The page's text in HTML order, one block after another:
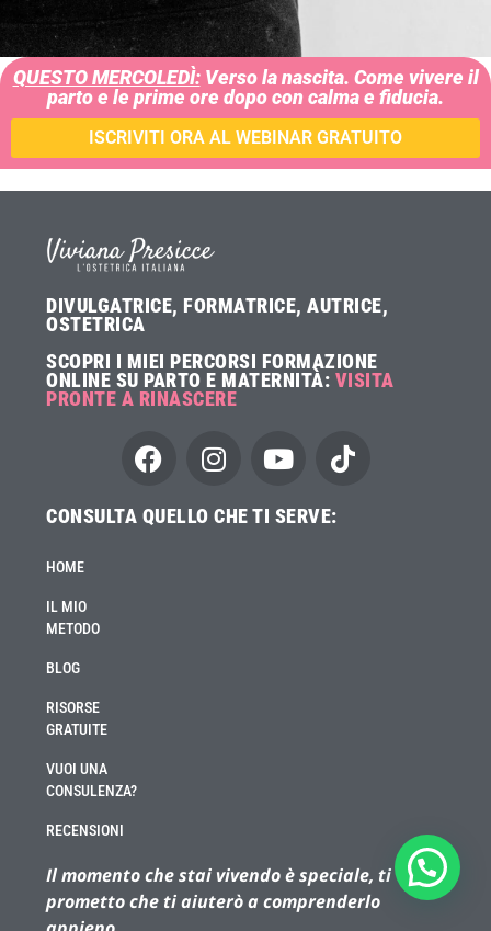
QUESTO MERCOLEDÌ:Verso la nascita. Come vivere il
parto e le prime ore dopo con calma e fiducia.
ISCRIVITI ORA AL WEBINAR GRATUITO
DIVULGATRICE, FORMATRICE, AUTRICE,
OSTETRICA
SCOPRI I MIEI PERCORSI FORMAZIONE
ONLINE SU PARTO E MATERNITÀ: VISITA
PRONTE A RINASCERE
CONSULTA QUELLO CHE TI SERVE:
HOME
IL MIO
METODO
BLOG
RISORSE
GRATUITE
VUOI UNA
CONSULENZA?
RECENSIONI
Il momento che stai vivendo è speciale, ti
prometto che ti aiuterò a comprenderlo